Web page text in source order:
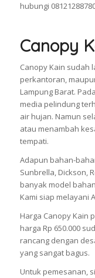
hubungi
Canopy
Canopy Kain sudah
perkantoran,
Lampung Barat.
media pelindung
air hujan. Namun
atau menambah
tempati.
Adapun bahan-
Sunbrella, Dickson,
banyak model
Kami siap melayani
Harga Canopy Kain
harga Rp 650.000
rancang dengan
yang sangat bagus.
Untuk pemesanan,